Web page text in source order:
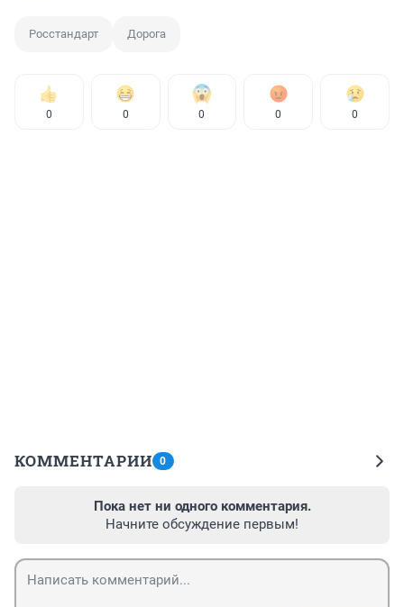
Росстандарт Дорога
0 0 0 0 0
КОММЕНТАРИИ 0
Пока нет ни одного комментария.
Начните обсуждение первым!